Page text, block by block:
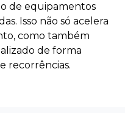
de equipamentos
Isso não só acelera
como também
de forma
recorrências.